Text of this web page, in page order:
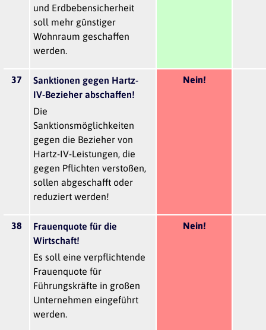
und Erdbebensicherheit
soll mehr günstiger
Wohnraum geschaffen
werden.
37
Sanktionen gegen Hartz-
IV-Bezieher abschaffen!
Die
Sanktionsmöglichkeiten
gegen die Bezieher von
Hartz-IV-Leistungen, die
gegen Pflichten verstoßen,
sollen abgeschafft oder
reduziert werden!
Nein!
38
Frauenquote für die
Wirtschaft!
Es soll eine verpflichtende
Frauenquote für
Führungskräfte in großen
Unternehmen eingeführt
werden.
Nein!